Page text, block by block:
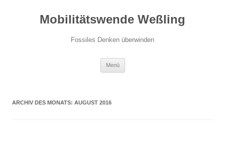
Mobilitätswende Weßling
Fossiles Denken überwinden
Menü
ARCHIV DES MONATS: AUGUST 2016